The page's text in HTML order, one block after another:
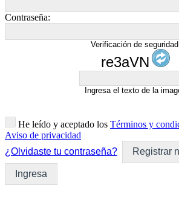
Contraseña:
Verificación de
re3aVN
Ingresa el texto de la
He leído y aceptado los Términos y
Aviso de privacidad
¿Olvidaste tu contraseña?
Registrar
Ingresa